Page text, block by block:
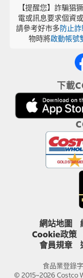
【提醒您】詐騙猖
電或訊息要求個資
請參考好市多防止
物時將啟動帳號
下載
網站地圖
Cookie政策
會員規章
食品業登錄
© 2015~2026 Costco